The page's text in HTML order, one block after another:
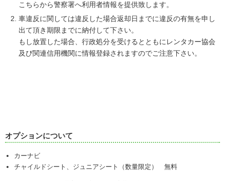
こちらから警察署へ利用者情報を提供致します。
車違反に関しては違反した場合返却日までに違反の有無を申し
出て頂き期限までに納付して下さい。
もし放置した場合、行政処分を受けるとともにレンタカー協会
及び関連信用機関に情報登録されますのでご注意下さい。
オプションについて
カーナビ
チャイルドシート、ジュニアシート（数量限定） 無料